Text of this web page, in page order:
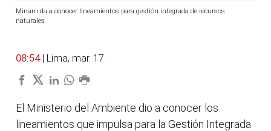
Minam da a conocer lineamientos para gestión integrada de recursos
naturales
08:54 | Lima, mar. 17.
El Ministerio del Ambiente dio a conocer los
lineamientos que impulsa para la Gestión Integrada